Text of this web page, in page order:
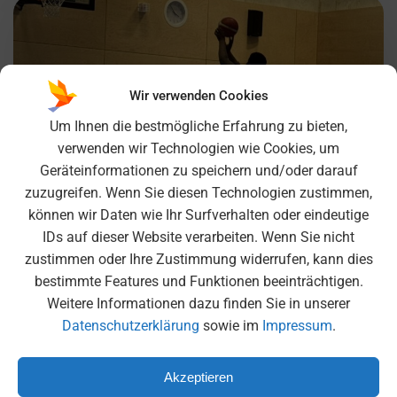
Wir verwenden Cookies
Um Ihnen die bestmögliche Erfahrung zu bieten,
verwenden wir Technologien wie Cookies, um
Geräteinformationen zu speichern und/oder darauf
zuzugreifen. Wenn Sie diesen Technologien zustimmen,
können wir Daten wie Ihr Surfverhalten oder eindeutige
IDs auf dieser Website verarbeiten. Wenn Sie nicht
zustimmen oder Ihre Zustimmung widerrufen, kann dies
bestimmte Features und Funktionen beeinträchtigen.
Weitere Informationen dazu finden Sie in unserer
Datenschutzerklärung sowie im Impressum.
Akzeptieren
Basketball-Spieltag „Jugend trainiert für
Olympia“ – Starke Leistung unserer
Schulmannschaft